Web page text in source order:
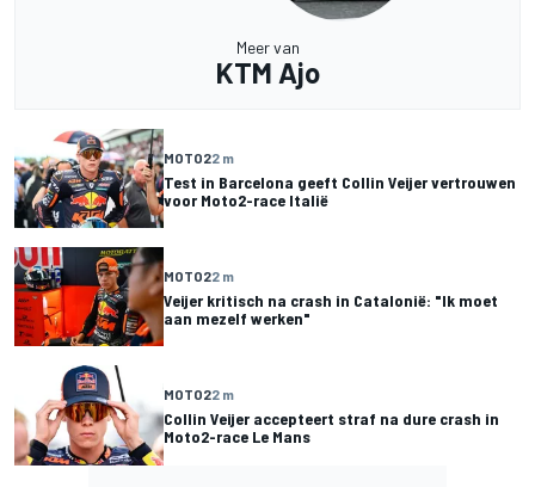
Meer van
KTM Ajo
MOTO22 m
Test in Barcelona geeft Collin Veijer vertrouwen
voor Moto2-race Italië
MOTO22 m
Veijer kritisch na crash in Catalonië: "Ik moet
aan mezelf werken"
MOTO22 m
Collin Veijer accepteert straf na dure crash in
Moto2-race Le Mans